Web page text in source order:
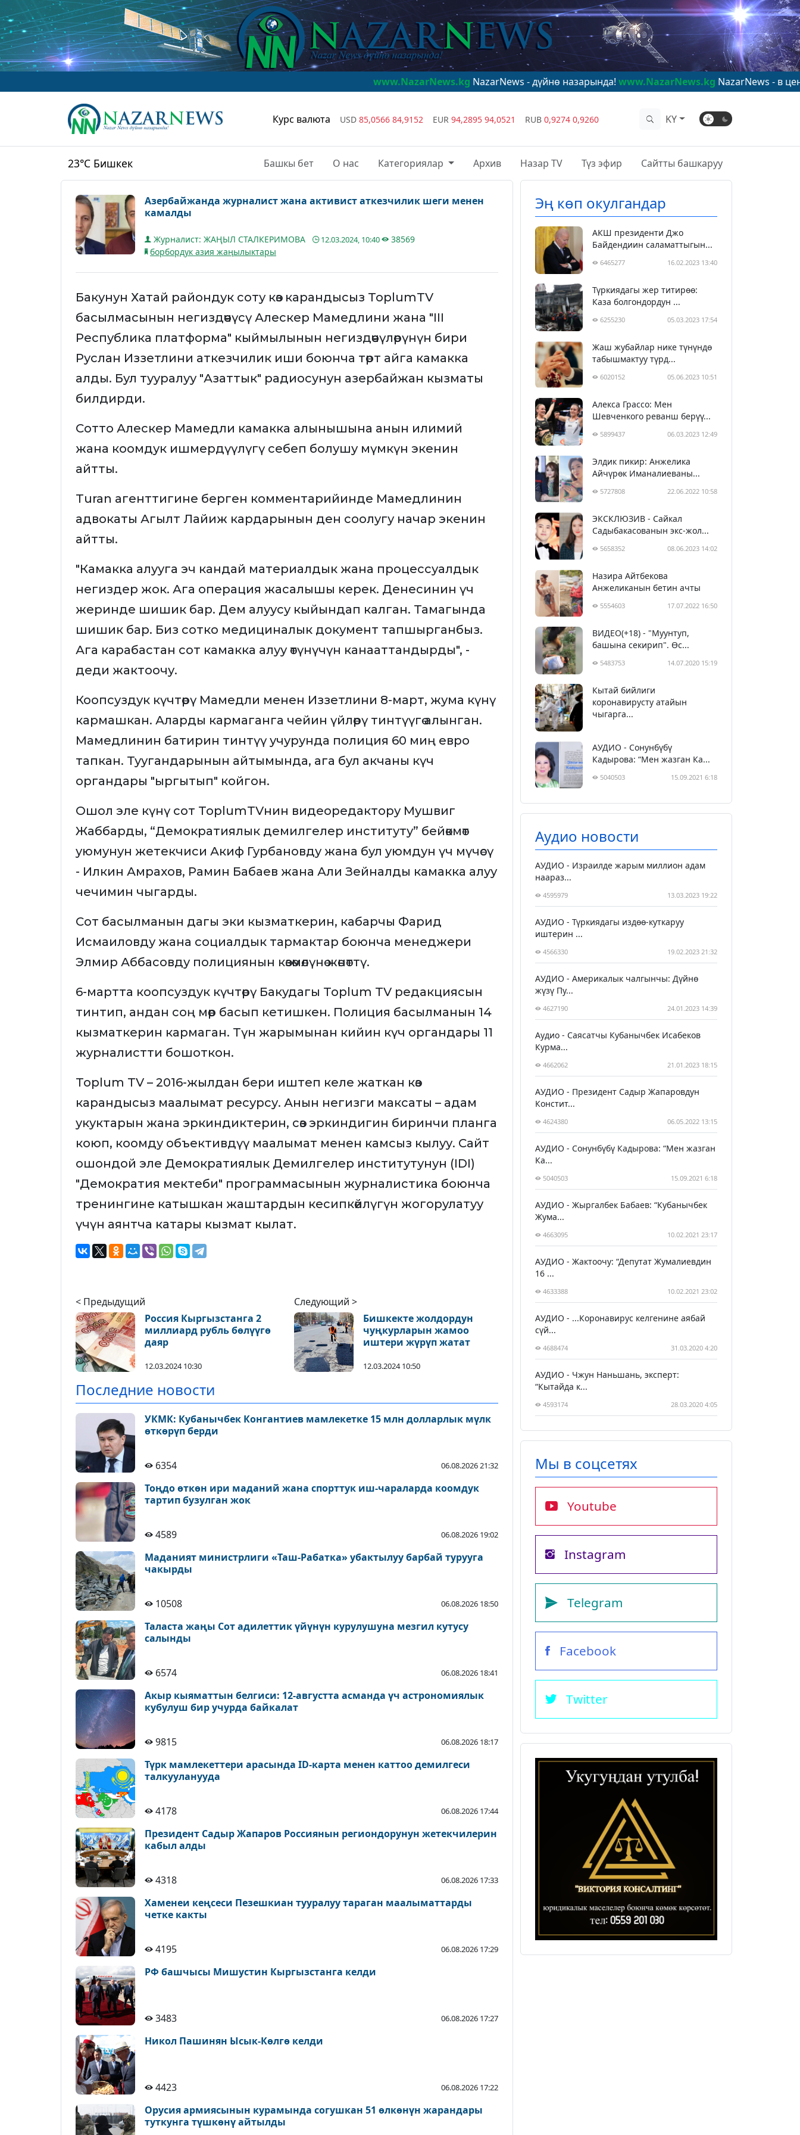
www.NazarNews.kgNazarNews - дүйнө назарында!www.NazarNews.kgNazarNews - в центре
Курс валюта USD 85,0566 84,9152 EUR 94,2895 94,0521 RUB 0,9274 0,9260 KY
23°C Бишкек Башкы бет О нас Категориялар Архив Назар TV Түз эфир Сайтты башкаруу
Азербайжанда журналист жана активист аткезчилик шеги менен
камалды
Журналист: ЖАҢЫЛ СТАЛКЕРИМОВА 12.03.2024, 10:40
38569
борбордук азия жаңылыктары
Бакунун Хатай райондук соту көз карандысыз ToplumTV
басылмасынын негиздөөчүсү Алескер Мамедлини жана "III
Республика платформа" кыймылынын негиздөөчүлөрүнүн бири
Руслан Иззетлини аткезчилик иши боюнча төрт айга камакка
алды. Бул тууралуу "Азаттык" радиосунун азербайжан кызматы
билдирди.
Сотто Алескер Мамедли камакка алынышына анын илимий
жана коомдук ишмердүүлүгү себеп болушу мүмкүн экенин
айтты.
Turan агенттигине берген комментарийинде Мамедлинин
адвокаты Агылт Лайиж кардарынын ден соолугу начар экенин
айтты.
"Камакка алууга эч кандай материалдык жана процессуалдык
негиздер жок. Ага операция жасалышы керек. Денесинин үч
жеринде шишик бар. Дем алуусу кыйындап калган. Тамагында
шишик бар. Биз сотко медициналык документ тапшырганбыз.
Ага карабастан сот камакка алуу өтүнүчүн канааттандырды", -
деди жактоочу.
Коопсуздук күчтөрү Мамедли менен Иззетлини 8-март, жума күнү
кармашкан. Аларды кармаганга чейин үйлөрү тинтүүгө алынган.
Мамедлинин батирин тинтүү учурунда полиция 60 миң евро
тапкан. Туугандарынын айтымында, ага бул акчаны күч
органдары "ыргытып" койгон.
Ошол эле күнү сот ToplumTVнин видеоредактору Мушвиг
Жаббарды, “Демократиялык демилгелер институту” бейөкмөт
уюмунун жетекчиси Акиф Гурбановду жана бул уюмдун үч мүчөсү
- Илкин Амрахов, Рамин Бабаев жана Али Зейналды камакка алуу
чечимин чыгарды.
Сот басылманын дагы эки кызматкерин, кабарчы Фарид
Исмаиловду жана социалдык тармактар боюнча менеджери
Элмир Аббасовду полициянын көзөмөлүнө жөнөттү.
6-мартта коопсуздук күчтөрү Бакудагы Toplum TV редакциясын
тинтип, андан соң мөөр басып кетишкен. Полиция басылманын 14
кызматкерин кармаган. Түн жарымынан кийин күч органдары 11
журналистти бошоткон.
Toplum TV – 2016-жылдан бери иштеп келе жаткан көз
карандысыз маалымат ресурсу. Анын негизги максаты – адам
укуктарын жана эркиндиктерин, сөз эркиндигин биринчи планга
коюп, коомду объективдүү маалымат менен камсыз кылуу. Сайт
ошондой эле Демократиялык Демилгелер институтунун (IDI)
"Демократия мектеби" программасынын журналистика боюнча
тренингине катышкан жаштардын кесипкөйлүгүн жогорулатуу
үчүн аянтча катары кызмат кылат.
< Предыдущий
Россия Кыргызстанга 2
миллиард рубль бөлүүгө
даяр
12.03.2024 10:30
Следующий >
Бишкекте жолдордун
чуңкурларын жамоо
иштери жүрүп жатат
12.03.2024 10:50
Последние новости
УКМК: Кубанычбек Конгантиев мамлекетке 15 млн долларлык мүлк
өткөрүп берди
6354 06.08.2026 21:32
Тоңдо өткөн ири маданий жана спорттук иш-чараларда коомдук
тартип бузулган жок
4589 06.08.2026 19:02
Маданият министрлиги «Таш-Рабатка» убактылуу барбай турууга
чакырды
10508 06.08.2026 18:50
Таласта жаңы Сот адилеттик үйүнүн курулушуна мезгил кутусу
салынды
6574 06.08.2026 18:41
Акыр кыяматтын белгиси: 12-августта асманда үч астрономиялык
кубулуш бир учурда байкалат
9815 06.08.2026 18:17
Түрк мамлекеттери арасында ID-карта менен каттоо демилгеси
талкууланууда
4178 06.08.2026 17:44
Президент Садыр Жапаров Россиянын региондорунун жетекчилерин
кабыл алды
4318 06.08.2026 17:33
Хаменеи кеңсеси Пезешкиан тууралуу тараган маалыматтарды
четке какты
4195 06.08.2026 17:29
РФ башчысы Мишустин Кыргызстанга келди
3483 06.08.2026 17:27
Никол Пашинян Ысык-Көлгө келди
4423 06.08.2026 17:22
Орусия армиясынын курамында согушкан 51 өлкөнүн жарандары
туткунга түшкөнү айтылды
Эң көп окулгандар
АКШ президенти Джо
Байдендиин саламаттыгын...
6465277 16.02.2023 13:40
Түркиядагы жер титирөө:
Каза болгондордун ...
6255230 05.03.2023 17:54
Жаш жубайлар нике түнүндө
табышмактуу түрд...
6020152 05.06.2023 10:51
Алекса Грассо: Мен
Шевченкого реванш берүү...
5899437 06.03.2023 12:49
Элдик пикир: Анжелика
Айчүрөк Иманалиеваны...
5727808 22.06.2022 10:58
ЭКСКЛЮЗИВ - Сайкал
Садыбакасованын экс-жол...
5658352 08.06.2023 14:02
Назира Айтбекова
Анжеликанын бетин ачты
5554603 17.07.2022 16:50
ВИДЕО(+18) - "Муунтуп,
башына секирип". Өс...
5483753 14.07.2020 15:19
Кытай бийлиги
коронавирусту атайын
чыгарга...
АУДИО - Сонунбүбү
Кадырова: “Мен жазган Ка...
5040503 15.09.2021 6:18
Аудио новости
АУДИО - Израилде жарым миллион адам
наараз...
4595979 13.03.2023 19:22
АУДИО - Түркиядагы издөө-куткаруу
иштерин ...
4566330 19.02.2023 21:32
АУДИО - Америкалык чалгынчы: Дүйнө
жүзү Пу...
4627190 24.01.2023 14:39
Аудио - Саясатчы Кубанычбек Исабеков
Курма...
4662062 21.01.2023 18:15
АУДИО - Президент Садыр Жапаровдун
Констит...
4624380 06.05.2022 13:15
АУДИО - Сонунбүбү Кадырова: “Мен жазган
Ка...
5040503 15.09.2021 6:18
АУДИО - Жыргалбек Бабаев: “Кубанычбек
Жума...
4663095 10.02.2021 23:17
АУДИО - Жактоочу: “Депутат Жумалиевдин
16 ...
4633388 10.02.2021 23:02
АУДИО - ...Коронавирус келгенине аябай
сүй...
4688474 31.03.2020 4:20
АУДИО - Чжун Наньшань, эксперт:
“Кытайда к...
4593174 28.03.2020 4:05
Мы в соцсетях
Youtube
Instagram
Telegram
Facebook
Twitter